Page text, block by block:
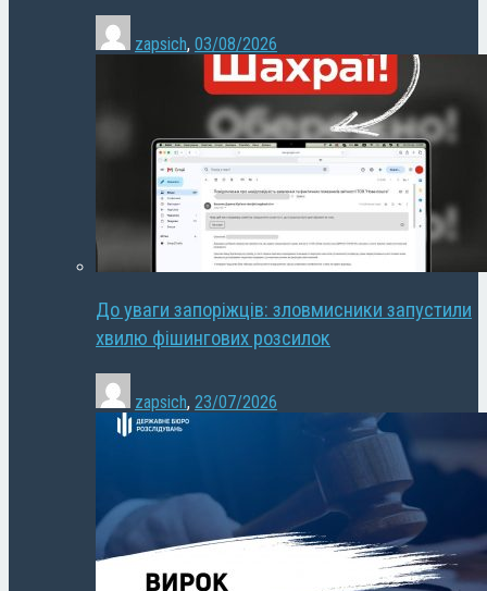
zapsich, 03/08/2026
До уваги запоріжців: зловмисники запустили
хвилю фішингових розсилок
zapsich, 23/07/2026